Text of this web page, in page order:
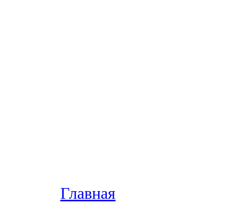
Главная